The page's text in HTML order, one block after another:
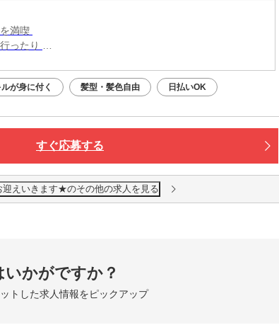
満喫
ったり
めよう！／
応募OK！
に行きますよ！
完備】
飯も３食付いて快適♪
ッピングも満喫できます。
OPENしました！
が身に付く 髪型・髪色自由 日払いOK
すぐ応募する
えいきます★のその他の求人を見る
いかがですか？
トした求人情報をピックアップ